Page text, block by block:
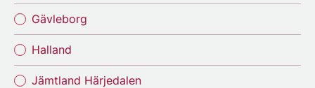
Gävleborg
Halland
Jämtland Härjedalen